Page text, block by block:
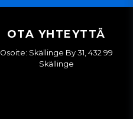
OTA YHTEYTTÄ
Osoite: Skällinge By 31, 432 99
Skällinge